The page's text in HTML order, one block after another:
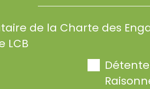
de la Charte des
LCB